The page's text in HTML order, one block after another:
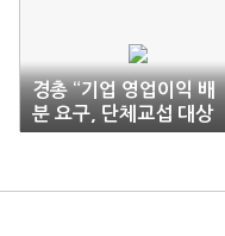
경총 “기업 영업이익 배
분 요구, 단체교섭 대상
아냐”